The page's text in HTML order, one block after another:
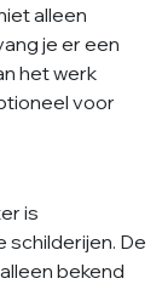
alleen
je er een
het werk
voor
is
De
bekend